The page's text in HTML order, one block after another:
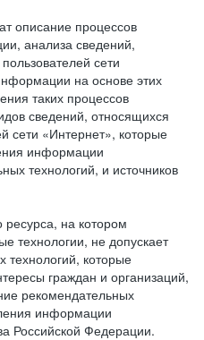
описание процессов
анализа сведений,
сети
на основе этих
таких процессов
сведений, относящихся
сети «Интернет», которые
информации
технологий, и источников
на котором
технологии, не допускает
технологий, которые
граждан и организаций,
рекомендательных
информации
Российской Федерации.